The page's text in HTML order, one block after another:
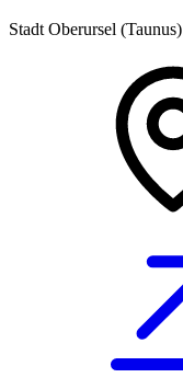
Stadt Oberursel (Taunus)